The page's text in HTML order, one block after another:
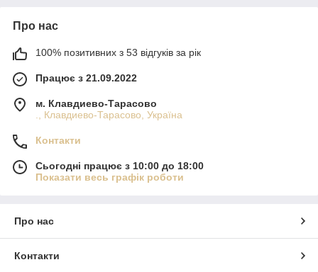
Про нас
100% позитивних з 53 відгуків за рік
Працює з 21.09.2022
м. Клавдиево-Тарасово
., Клавдиево-Тарасово, Україна
Контакти
Сьогодні працює з 10:00 до 18:00
Показати весь графік роботи
Про нас
Контакти